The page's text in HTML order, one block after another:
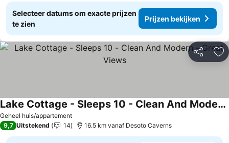
Selecteer datums om exacte prijzen
te zien
Prijzen bekijken
Delen
Geheel huis/appartement
Lake Cottage - Sleeps 10 - Clean And Modern - Great Views
9,7 Uitstekend 14 16.5 km vanaf Desoto Caverns